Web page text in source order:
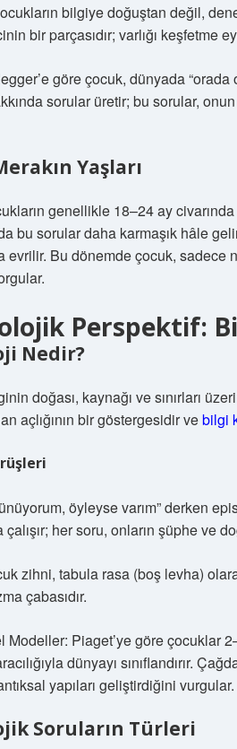
bilgiye doğuştan değil,
bir parçasıdır; varlığı keşfetme
göre çocuk, dünyada
sorular üretir; bu sorular,
Yaşları
genellikle 18–24 ay
bu sorular daha karmaşık hâle
evrilir. Bu dönemde çocuk, sadece
Perspektif:
Nedir?
doğası, kaynağı ve sınırları
açlığının bir göstergesidir vebilgi
öyleyse varım” derken
her soru, onların şüphe ve
zihni, tabula rasa (boş levha)
çabasıdır.
Modeller: Piaget’ye göre çocuklar
dünyayı sınıflandırır.
yapıları geliştirdiğini vurgular.
Soruların Türleri